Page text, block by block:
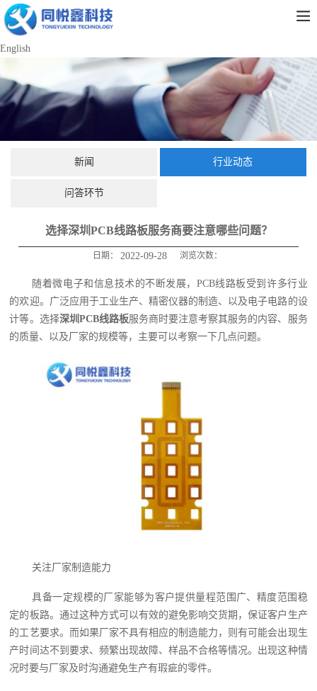
English
新闻 行业动态
问答环节
选择深圳PCB线路板服务商要注意哪些问题？
日期： 2022-09-28 浏览次数：
随着微电子和信息技术的不断发展，PCB线路板受到许多行业
的欢迎。广泛应用于工业生产、精密仪器的制造、以及电子电路的设
计等。选择深圳PCB线路板服务商时要注意考察其服务的内容、服务
的质量、以及厂家的规模等，主要可以考察一下几点问题。
关注厂家制造能力
具备一定规模的厂家能够为客户提供量程范围广、精度范围稳
定的板路。通过这种方式可以有效的避免影响交货期，保证客户生产
的工艺要求。而如果厂家不具有相应的制造能力，则有可能会出现生
产时间达不到要求、频繁出现故障、样品不合格等情况。出现这种情
况时要与厂家及时沟通避免生产有瑕疵的零件。